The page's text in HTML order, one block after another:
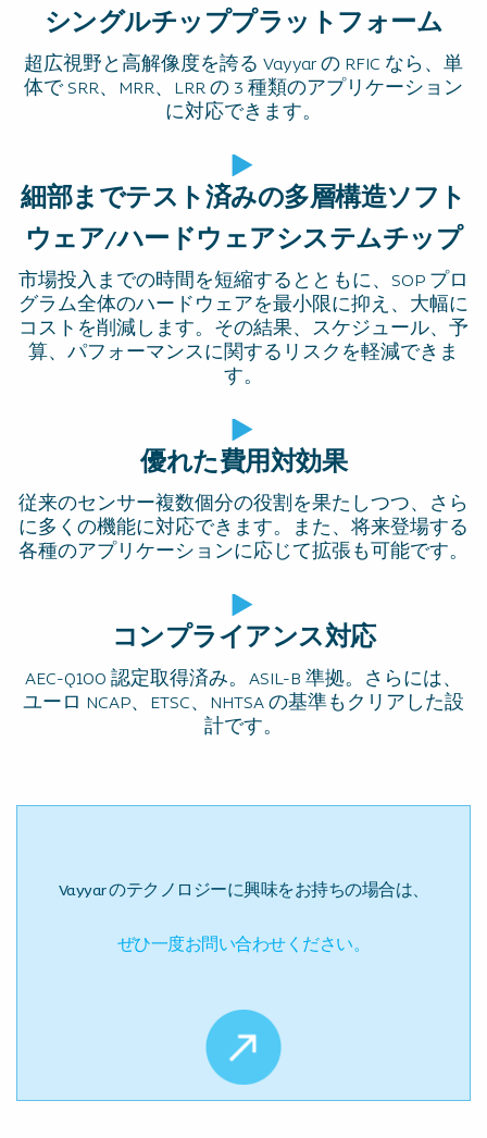
シングルチッププラットフォーム
超広視野と高解像度を誇る Vayyar の RFIC なら、単
体で SRR、MRR、LRR の 3 種類のアプリケーション
に対応できます。
細部までテスト済みの多層構造ソフト
ウェア/ハードウェアシステムチップ
市場投入までの時間を短縮するとともに、SOP プロ
グラム全体のハードウェアを最小限に抑え、大幅に
コストを削減します。その結果、スケジュール、予
算、パフォーマンスに関するリスクを軽減できま
す。
優れた費用対効果
従来のセンサー複数個分の役割を果たしつつ、さら
に多くの機能に対応できます。また、将来登場する
各種のアプリケーションに応じて拡張も可能です。
コンプライアンス対応
AEC-Q100 認定取得済み。ASIL-B 準拠。さらには、
ユーロ NCAP、ETSC、NHTSA の基準もクリアした設
計です。
Vayyar のテクノロジーに興味をお持ちの場合は、
ぜひ一度お問い合わせください。